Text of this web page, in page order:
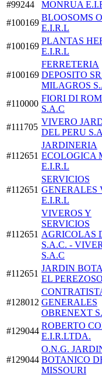
#99244
MONRUA
#100169
BLOOSOMS
E.I.R.L
#100169
PLANTAS
E.I.R.L
#100169
FERRETERIA
DEPOSITO
MILAGROS
#110000
FIORI DI
S.A.C
#111705
VIVERO
DEL PERU
#112651
JARDINERIA
ECOLOGICA
E.I.R.L
#112651
SERVICIOS
GENERALES
E.I.R.L
#112651
VIVEROS Y
SERVICIOS
AGRICOLAS
S.A.C. -
S.A.C
#112651
JARDIN
EL
#128012 GENERALES
OBRENEXT
#129044
ROBERTO
E.I.R.LTDA.
#129044
O.N.G.
BOTANICO
MISSOURI